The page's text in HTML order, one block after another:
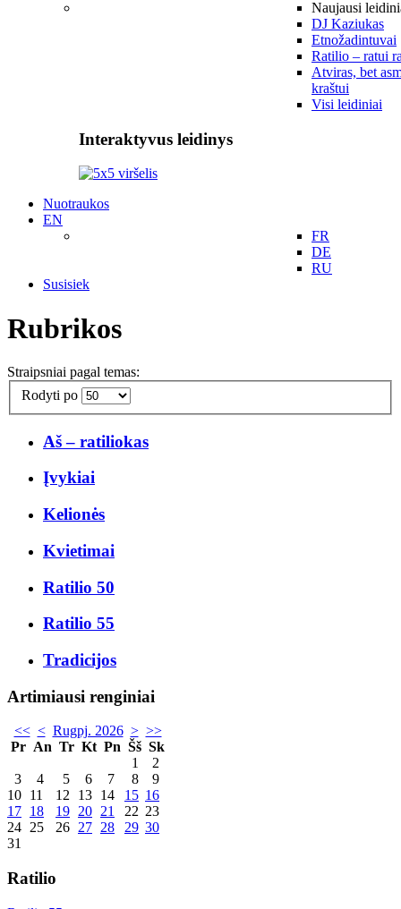
Naujausi
DJ Kaziukas
Etnožadintuvai
Ratilio – ratui
Atviras, bet
kraštui
Visi leidiniai
Interaktyvus leidinys
Nuotraukos
EN
FR
DE
RU
Susisiek
Rubrikos
Straipsniai pagal temas:
Rodyti po
Aš – ratiliokas
Įvykiai
Kelionės
Kvietimai
Ratilio 50
Ratilio 55
Tradicijos
Artimiausi renginiai
<< < Rugpj. 2026 > >>
Pr An Tr Kt Pn Šš Sk
1
2
3
4 5 6 7 8
9
10 11 12 13 14 15 16
17 18 19 20 21 22 23
24 25 26 27 28 29 30
31
Ratilio